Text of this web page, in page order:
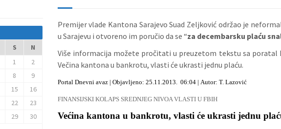
Premijer vlade Kantona Sarajevo Suad Zeljković održao je
u Sarajevu i otvoreno im poručio da se “za decembarsku plaću
Više informacija možete pročitati u preuzetom tekstu sa poratal
Večina kantona u bankrotu, vlasti će ukrasti jednu plaću.
Portal Dnevni avaz | Objavljeno: 25.11.2013. 06:04 | Autor: T. Lazović
FINANSIJSKI KOLAPS SREDNJEG NIVOA VLASTI U FBIH
Većina kantona u bankrotu, vlasti će ukrasti jednu
S
N
1
2
8
9
15
16
22
23
29
30